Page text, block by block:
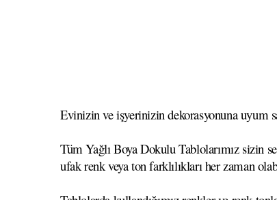
Evinizin ve işyerinizin dekorasyonuna uyum
Tüm Yağlı Boya Dokulu Tablolarımız sizin
ufak renk veya ton farklılıkları her zaman